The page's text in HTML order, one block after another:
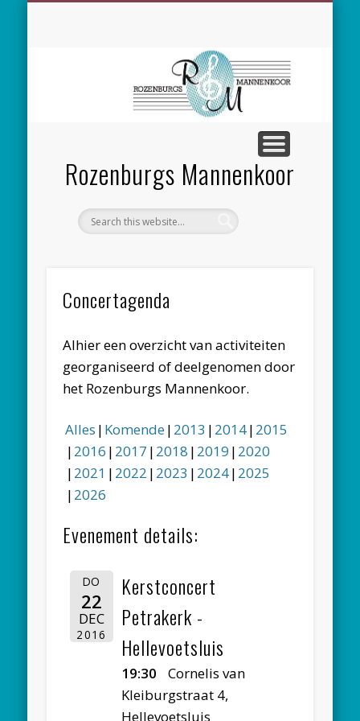
Rozenburgs Mannenkoor
Concertagenda
Alhier een overzicht van activiteiten
georganiseerd of deelgenomen door
het Rozenburgs Mannenkoor.
Alles Komende 2013 2014 2015
2016 2017 2018 2019 2020
2021
2022 2023 2024 2025
2026
Evenement details:
DO
22
DEC
2016
Kerstconcert
Petrakerk -
Hellevoetsluis
19:30
Cornelis van
Kleiburgstraat 4,
Hellevoetsluis